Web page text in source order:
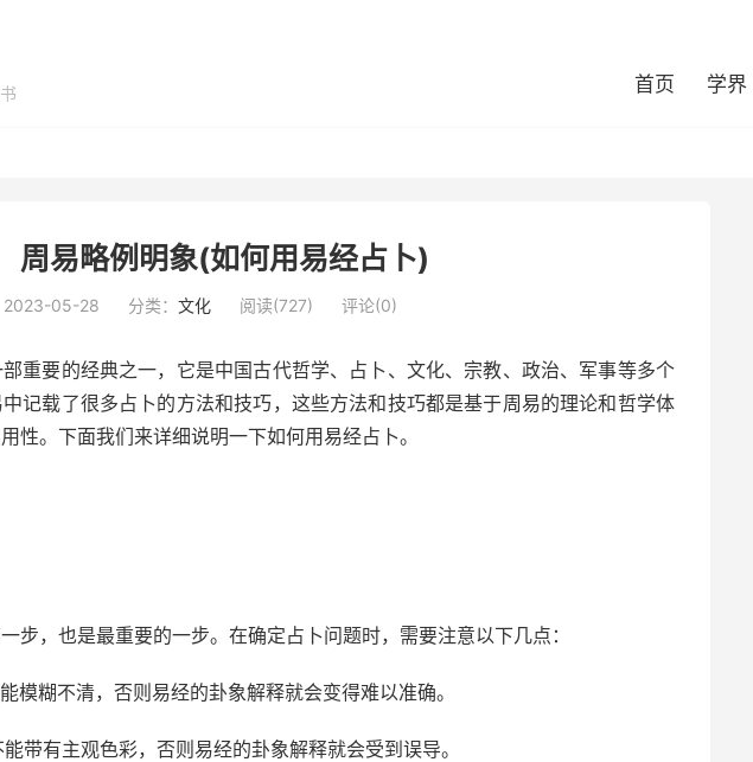
首页 学界
周易略例明象(如何用易经占卜)
2023-05-28 分类： 文化 阅读(727) 评论(0)
重要的经典之一，它是中国古代哲学、占卜、文化、宗教、政治、军事等多个
记载了很多占卜的方法和技巧，这些方法和技巧都是基于周易的理论和哲学体
性。下面我们来详细说明一下如何用易经占卜。
步，也是最重要的一步。在确定占卜问题时，需要注意以下几点：
模糊不清，否则易经的卦象解释就会变得难以准确。
带有主观色彩，否则易经的卦象解释就会受到误导。